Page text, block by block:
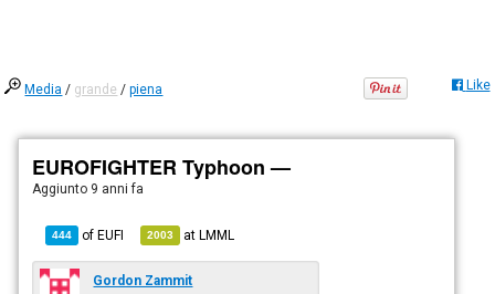
Media / grande /piena Like
EUROFIGHTER Typhoon —
Aggiunto 9 anni fa
444 ofEUFI 2003 atLMML
Gordon Zammit